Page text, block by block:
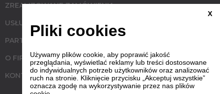
ZREALIZOWANE ZAMÓWIENIA
USŁUGI
PARTNERZY
O FIRMIE
KONTAKT
X
Pliki cookies
Używamy plików cookie, aby poprawić jakość
przeglądania, wyświetlać reklamy lub treści dostosowane
do indywidualnych potrzeb użytkowników oraz analizować
ruch na stronie. Kliknięcie przycisku „Akceptuj wszystkie”
oznacza zgodę na wykorzystywanie przez nas plików